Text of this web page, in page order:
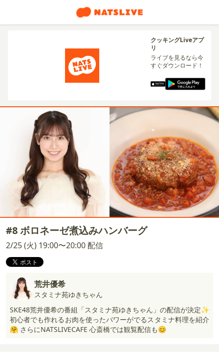
クッキングLiveアプ
リ
ライブを見るなら今
すぐダウンロード！
#8 ボロネーゼ煮込みハンバーグ
2/25 (火) 19:00〜20:00 配信
荒井優希
スタミナ苑ゆきちゃん
SKE48荒井優希の番組「スタミナ苑ゆきちゃん」の配信が決定✨
初心者でも作れるお肉を使ったパワーがでるスタミナ料理を紹介
🤗 さらにNATSLIVECAFE 心斎橋では観覧配信も😊